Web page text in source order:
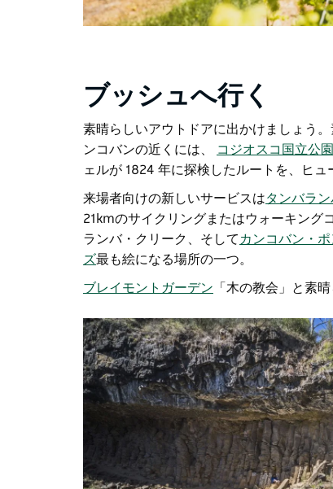
ブッシュへ行く
素晴らしいアウトドアに出かけましょう
ンコバンの近くには、
コジオスコ国立公園
ェルが 1824 年に探検したルートを、ヒ
来場者向けの新しいサービスはタンバラ
21kmのサイクリングまたはウォーキング
ランバ・クリーク、そして カンコバン・
ズ最も絵になる場所の一つ。
ブレイモントガーデン 「木の教会」と素